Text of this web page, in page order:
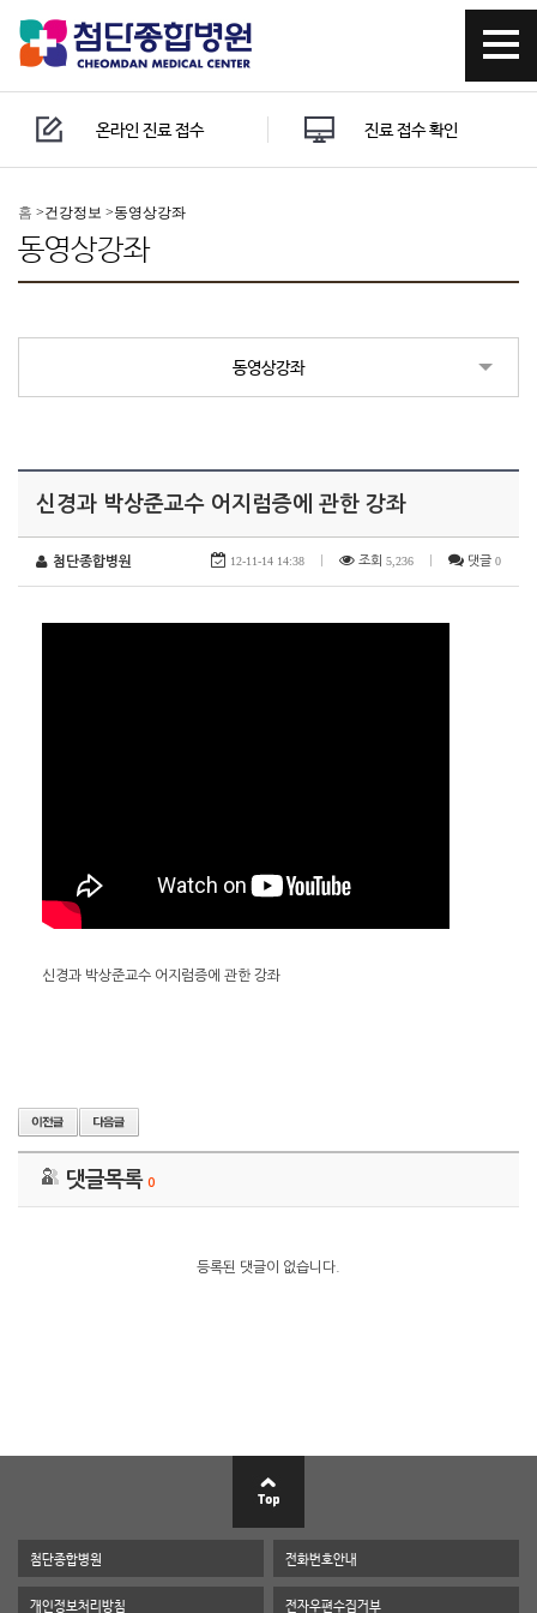
온라인 진료 접수 진료 접수 확인
홈 >건강정보 >동영상강좌
동영상강좌
동영상강좌
신경과 박상준교수 어지럼증에 관한 강좌
첨단종합병원 12-11-14 14:38 조회 5,236 댓글 0
신경과 박상준교수 어지럼증에 관한 강좌
댓글목록 0
등록된 댓글이 없습니다.
첨단종합병원 전화번호안내
개인정보처리방침 전자우편수집거부